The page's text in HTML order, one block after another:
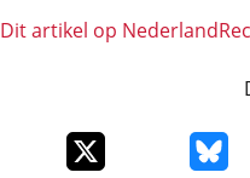
Dit artikel op
Deel dit item op X
Deel